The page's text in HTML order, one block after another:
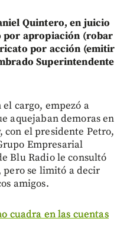
Quintero, en juicio
por apropiación (robar
por acción (emitir
Superintendente
el cargo, empezó a
aquejaban demoras en
con el presidente Petro,
Empresarial
Blu Radio le consultó
pero se limitó a decir
amigos.
cuadra en las cuentas